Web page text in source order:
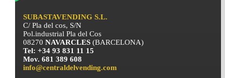
SUBASTAVENDING S.L.
C/ Pla del cos, S/N
Pol.industrial Pla del Cos
08270NAVARCLES(BARCELONA)
Tel: +34 93 831 11 15
Mov. 681 389 608
info@centraldelvending.com